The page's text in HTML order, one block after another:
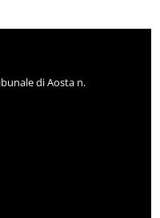
di Aosta n.